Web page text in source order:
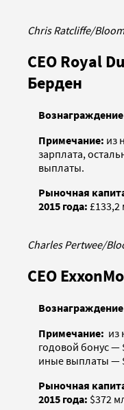
Chris Ratcliffe/
CEO Royal
Берден
Вознаграждение
Примечание: из
зарплата,
выплаты.
Рыночная
2015 года: £133,2
Charles Pertwee/
CEO
Вознаграждение
Примечание: из
годовой бонус
иные выплаты —
Рыночная
2015 года: $372